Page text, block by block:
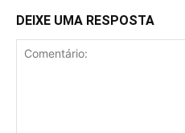
DEIXE UMA RESPOSTA